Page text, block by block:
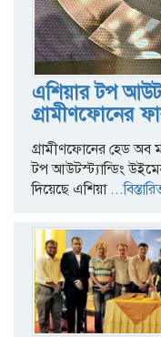
এশিয়ার টপ
গ্রামীণফোনের
গ্রামীণফোনের হেড অব
টপ আউটস্ট্যান্ডিং
দিয়েছে এশিয়া